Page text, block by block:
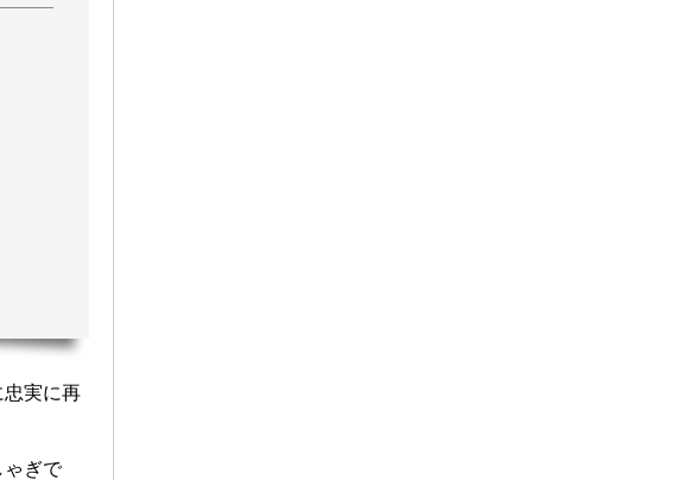
忠実に再
ゃぎで